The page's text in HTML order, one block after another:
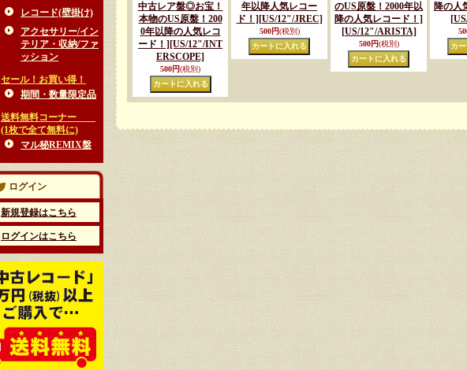
レコード(壁掛け)
アクセサリー/イン
テリア・収納/ファ
ッション
セール！お買い得！
期間・数量限定品
送料無料コーナー
(1枚で全て無料に)
マル秘REMIX盤
ログイン
新規登録はこちら
ログインはこちら
中古レア盤◎お宝！
本物のUS原盤！200
0年以降の人気レコ
ード！] [US/12"/INT
ERSCOPE]
500円(税別)
年以降人気レコー
ド！] [US/12"/JREC]
500円(税別)
のUS原盤！2000年以
降の人気レコード！]
[US/12"/ARISTA]
500円(税別)
降の人